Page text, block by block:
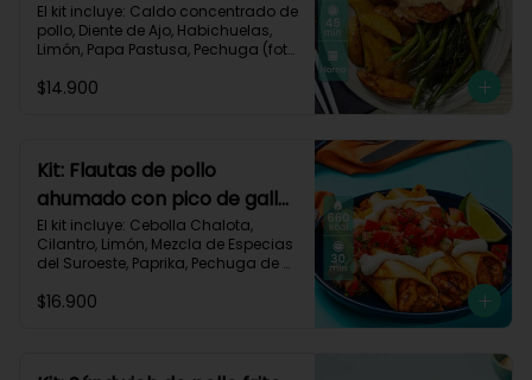
El kit incluye: Caldo concentrado de
pollo, Diente de Ajo, Habichuelas,
Limón, Papa Pastusa, Pechuga (foto
Romero, Sour Cream y Receta
Proteínas 41g
$14.900
Kit: Flautas de pollo
ahumado con pico de gallo
y sour cream-134
El kit incluye: Cebolla Chalota,
Cilantro, Limón, Mezcla de Especias
del Suroeste, Paprika, Pechuga de
Tomate, Tortillas de Harina, Receta
$16.900